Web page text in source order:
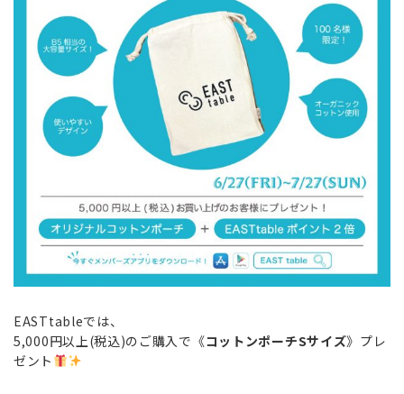
EASTtableでは、
5,000円以上(税込)のご購入で《コットンポーチSサイズ》プレ
ゼント